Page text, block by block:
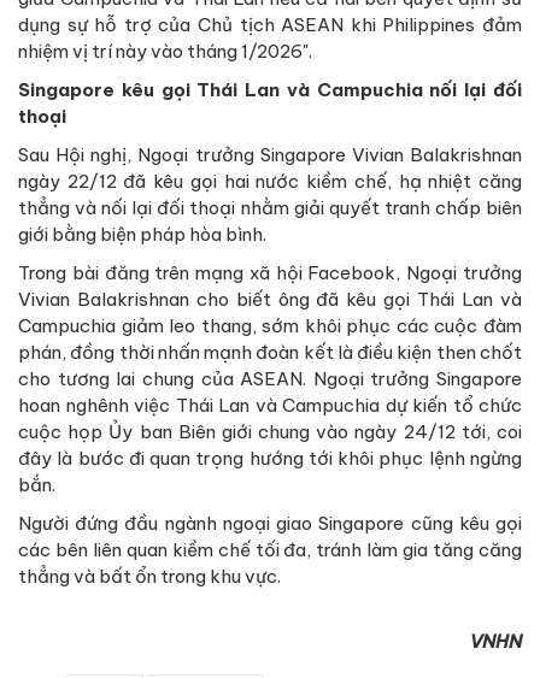
dụng sự hỗ trợ của Chủ tịch ASEAN khi Philippines đảm
nhiệm vị trí này vào tháng 1/2026".
Singapore kêu gọi Thái Lan và Campuchia nối lại đối
thoại
Sau Hội nghị, Ngoại trưởng Singapore Vivian Balakrishnan
ngày 22/12 đã kêu gọi hai nước kiềm chế, hạ nhiệt căng
thẳng và nối lại đối thoại nhằm giải quyết tranh chấp biên
giới bằng biện pháp hòa bình.
Trong bài đăng trên mạng xã hội Facebook, Ngoại trưởng
Vivian Balakrishnan cho biết ông đã kêu gọi Thái Lan và
Campuchia giảm leo thang, sớm khôi phục các cuộc đàm
phán, đồng thời nhấn mạnh đoàn kết là điều kiện then chốt
cho tương lai chung của ASEAN. Ngoại trưởng Singapore
hoan nghênh việc Thái Lan và Campuchia dự kiến tổ chức
cuộc họp Ủy ban Biên giới chung vào ngày 24/12 tới, coi
đây là bước đi quan trọng hướng tới khôi phục lệnh ngừng
bắn.
Người đứng đầu ngành ngoại giao Singapore cũng kêu gọi
các bên liên quan kiềm chế tối đa, tránh làm gia tăng căng
thẳng và bất ổn trong khu vực.
VNHN